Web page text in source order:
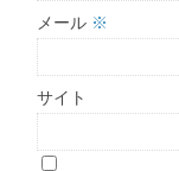
メール ※
サイト